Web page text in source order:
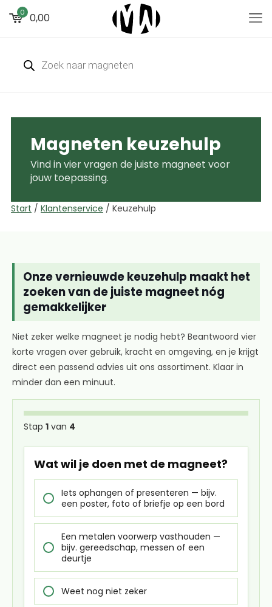
0 0,00
Magneten keuzehulp
Vind in vier vragen de juiste magneet voor
jouw toepassing.
Start / Klantenservice / Keuzehulp
Onze vernieuwde keuzehulp maakt het
zoeken van de juiste magneet nóg
gemakkelijker
Niet zeker welke magneet je nodig hebt? Beantwoord vier
korte vragen over gebruik, kracht en omgeving, en je krijgt
direct een passend advies uit ons assortiment. Klaar in
minder dan een minuut.
Stap 1 van 4
Wat wil je doen met de magneet?
Iets ophangen of presenteren — bijv.
een poster, foto of briefje op een bord
Een metalen voorwerp vasthouden —
bijv. gereedschap, messen of een
deurtje
Weet nog niet zeker